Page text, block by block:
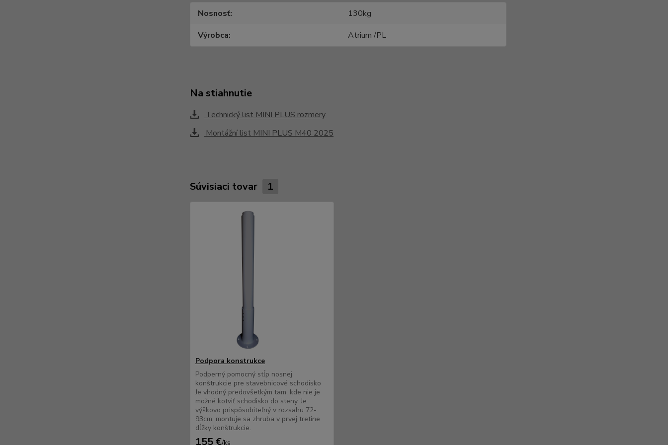
Nosnosť
130kg
Výrobca
Atrium /PL
Na stiahnutie
Technický list MINI PLUS rozmery
Montážní list MINI PLUS M40 2025
Súvisiaci tovar 1
Podpora konstrukce
Podperný pomocný stĺp nosnej
konštrukcie pre stavebnicové schodisko
Je vhodný predovšetkým tam, kde nie je
možné kotviť schodisko do steny. Je
výškovo prispôsobiteľný v rozsahu 72-
93cm, montuje sa zhruba v prvej tretine
dĺžky konštrukcie.
155 €/ks